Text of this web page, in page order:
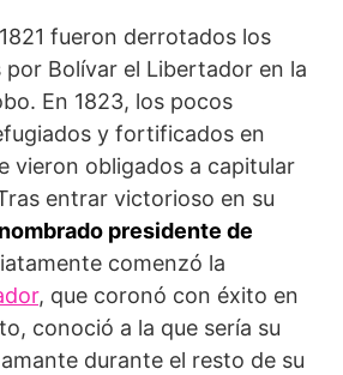
fueron derrotados los
Bolívar el Libertador en la
En 1823, los pocos
y fortificados en
vieron obligados a capitular
entrar victorioso en su
presidente de
comenzó la
, que coronó con éxito en
conoció a la que sería su
durante el resto de su